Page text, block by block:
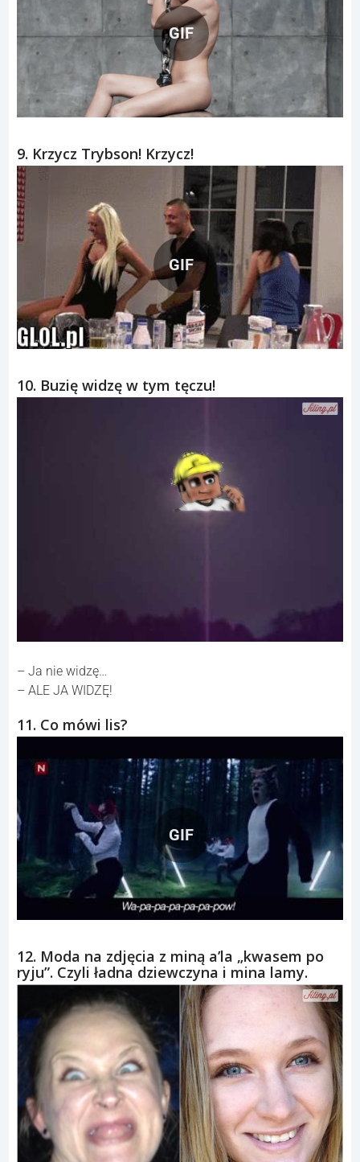
GIF
9. Krzycz Trybson! Krzycz!
GIF
10. Buzię widzę w tym tęczu!
– Ja nie widzę…
– ALE JA WIDZĘ!
11. Co mówi lis?
GIF
12. Moda na zdjęcia z miną a’la „kwasem po
ryju”. Czyli ładna dziewczyna i mina lamy.